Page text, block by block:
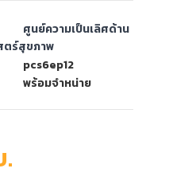
ศูนย์ความเป็นเลิศด้าน
ตร์สุขภาพ
pcs6ep12
พร้อมจำหน่าย